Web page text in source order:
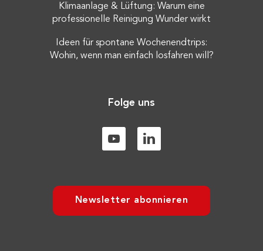
Klimaanlage & Lüftung: Warum eine
professionelle Reinigung Wunder wirkt
Ideen für spontane Wochenendtrips:
Wohin, wenn man einfach losfahren will?
Folge uns
Newsletter abonnieren